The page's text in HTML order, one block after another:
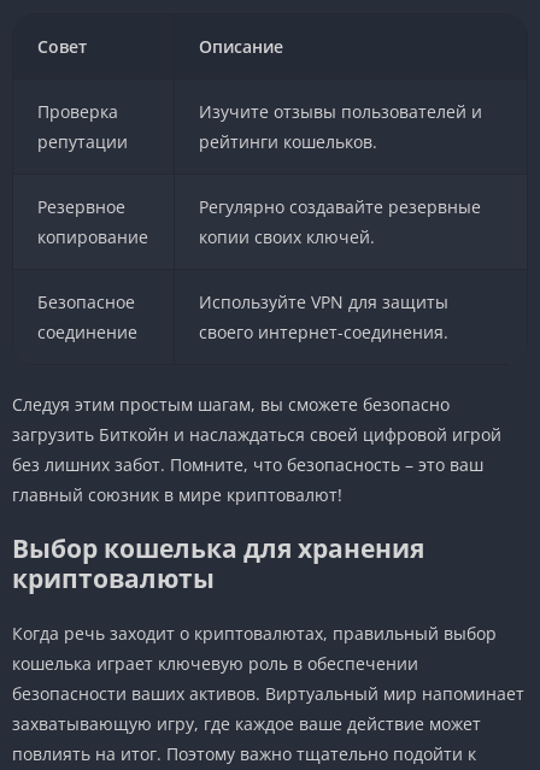
Совет Описание
Проверка
репутации
Изучите отзывы пользователей и
рейтинги кошельков.
Резервное
копирование
Регулярно создавайте резервные
копии своих ключей.
Безопасное
соединение
Используйте VPN для защиты
своего интернет-соединения.
Следуя этим простым шагам, вы сможете безопасно
загрузить Биткойн и наслаждаться своей цифровой игрой
без лишних забот. Помните, что безопасность – это ваш
главный союзник в мире криптовалют!
Выбор кошелька для хранения
криптовалюты
Когда речь заходит о криптовалютах, правильный выбор
кошелька играет ключевую роль в обеспечении
безопасности ваших активов. Виртуальный мир напоминает
захватывающую игру, где каждое ваше действие может
повлиять на итог. Поэтому важно тщательно подойти к